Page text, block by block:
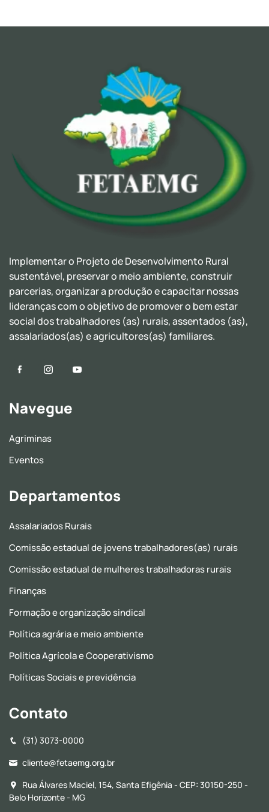
Implementar o Projeto de Desenvolvimento Rural
sustentável, preservar o meio ambiente, construir
parcerias, organizar a produção e capacitar nossas
lideranças com o objetivo de promover o bem estar
social dos trabalhadores (as) rurais, assentados (as),
assalariados(as) e agricultores(as) familiares.
Navegue
Agriminas
Eventos
Departamentos
Assalariados Rurais
Comissão estadual de jovens trabalhadores(as) rurais
Comissão estadual de mulheres trabalhadoras rurais
Finanças
Formação e organização sindical
Política agrária e meio ambiente
Política Agrícola e Cooperativismo
Políticas Sociais e previdência
Contato
(31) 3073-0000
cliente@fetaemg.org.br
Rua Álvares Maciel, 154, Santa Efigênia - CEP: 30150-250 -
Belo Horizonte - MG